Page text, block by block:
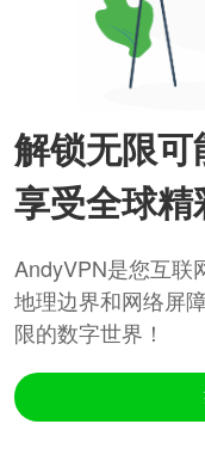
解锁无限可
享受全球精
AndyVPN是您互联
地理边界和网络屏
限的数字世界！